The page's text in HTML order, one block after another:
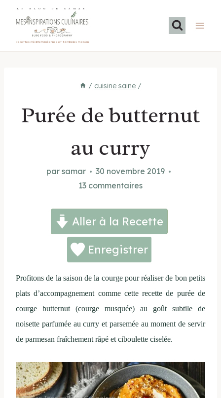
LE BLOG DE SAMAR
Recettes méditerranéennes et familiales maison
/ cuisine saine /
Purée de butternut
au curry
par samar
30 novembre 2019
13 commentaires
Aller à la Recette
Enregistrer
Profitons de la saison de la courge pour réaliser de bon petits
plats d’accompagnement comme cette recette de purée de
courge butternut (courge musquée) au goût subtile de
noisette parfumée au curry et parsemée au moment de servir
de parmesan fraîchement râpé et ciboulette ciselée.